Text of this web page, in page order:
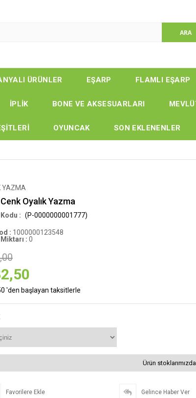
ÜRÜNLER EŞARP FLAMLI EŞARP
İPLİK BONE VE AKSESUARLARI
OYUNCAK SON EKLENENLER
YAZMA
Oyalık Yazma
(P-0000000001777)
: 1000000123548
: 0
'den başlayan taksitlerle
Ürün
Favorilere Ekle Gelince Haber Ver